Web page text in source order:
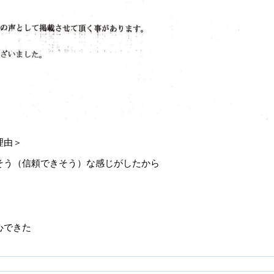
＞
（信頼できそう）な感じがしたから
できた